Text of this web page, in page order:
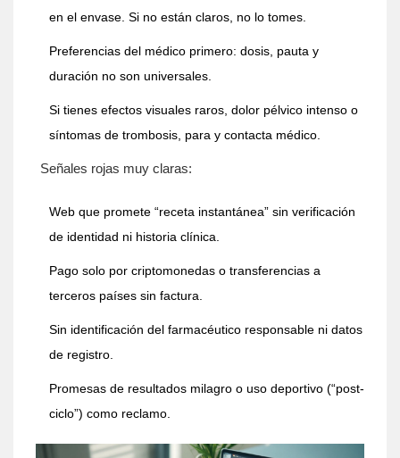
en el envase. Si no están claros, no lo tomes.
Preferencias del médico primero: dosis, pauta y
duración no son universales.
Si tienes efectos visuales raros, dolor pélvico intenso o
síntomas de trombosis, para y contacta médico.
Señales rojas muy claras:
Web que promete “receta instantánea” sin verificación
de identidad ni historia clínica.
Pago solo por criptomonedas o transferencias a
terceros países sin factura.
Sin identificación del farmacéutico responsable ni datos
de registro.
Promesas de resultados milagro o uso deportivo (“post-
ciclo”) como reclamo.